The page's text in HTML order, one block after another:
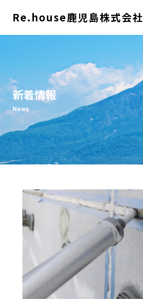
Re.house鹿児島株式会社
新着情報
News